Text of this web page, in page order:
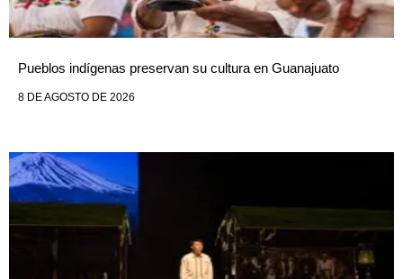
Pueblos indígenas preservan su cultura en Guanajuato
8 DE AGOSTO DE 2026